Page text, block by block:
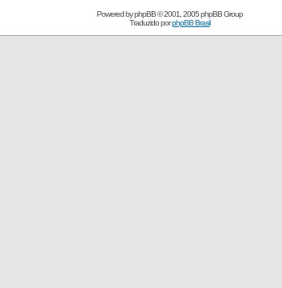
Powered byphpBB© 2001, 2005 phpBB Group
Traduzido porphpBB Brasil